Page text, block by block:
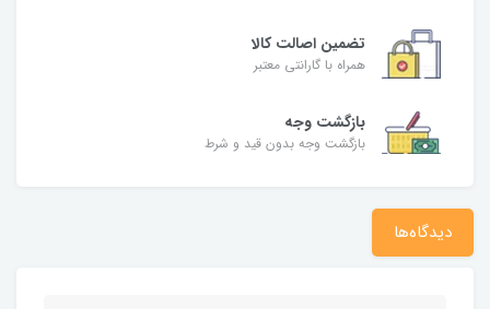
تضمین اصالت کالا
همراه با گارانتی معتبر
بازگشت وجه
بازگشت وجه بدون قید و شرط
دیدگاه‌ها